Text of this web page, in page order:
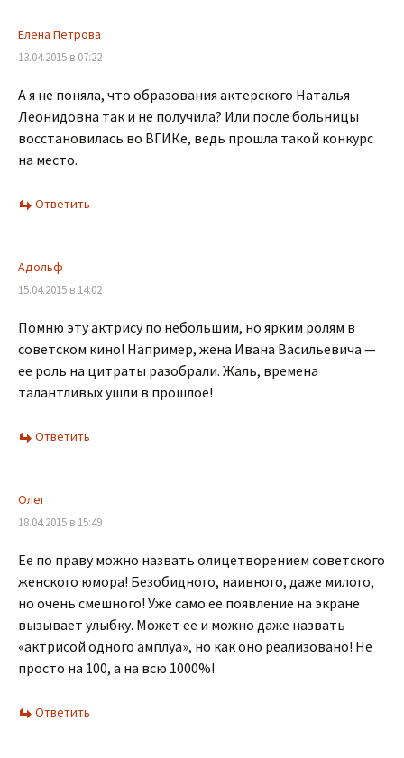
Елена Петрова
13.04.2015 в 07:22
А я не поняла, что образования актерского Наталья
Леонидовна так и не получила? Или после больницы
восстановилась во ВГИКе, ведь прошла такой конкурс
на место.
Ответить
Адольф
15.04.2015 в 14:02
Помню эту актрису по небольшим, но ярким ролям в
советском кино! Например, жена Ивана Васильевича —
ее роль на цитраты разобрали. Жаль, времена
талантливых ушли в прошлое!
Ответить
Олег
18.04.2015 в 15:49
Ее по праву можно назвать олицетворением советского
женского юмора! Безобидного, наивного, даже милого,
но очень смешного! Уже само ее появление на экране
вызывает улыбку. Может ее и можно даже назвать
«актрисой одного амплуа», но как оно реализовано! Не
просто на 100, а на всю 1000%!
Ответить